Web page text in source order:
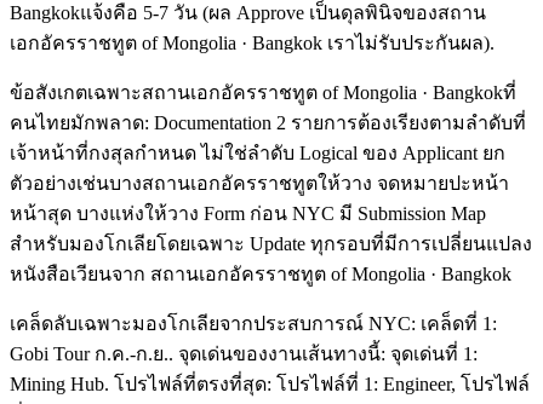
Bangkokแจ้งคือ 5-7 วัน (ผล Approve เป็นดุลพินิจของสถาน
เอกอัครราชทูต of Mongolia · Bangkok เราไม่รับประกันผล).
ข้อสังเกตเฉพาะสถานเอกอัครราชทูต of Mongolia · Bangkokที่
คนไทยมักพลาด: Documentation 2 รายการต้องเรียงตามลำดับที่
เจ้าหน้าที่กงสุลกำหนด ไม่ใช่ลำดับ Logical ของ Applicant ยก
ตัวอย่างเช่นบางสถานเอกอัครราชทูตให้วาง จดหมายปะหน้า
หน้าสุด บางแห่งให้วาง Form ก่อน NYC มี Submission Map
สำหรับมองโกเลียโดยเฉพาะ Update ทุกรอบที่มีการเปลี่ยนแปลง
หนังสือเวียนจาก สถานเอกอัครราชทูต of Mongolia · Bangkok
เคล็ดลับเฉพาะมองโกเลียจากประสบการณ์ NYC: เคล็ดที่ 1:
Gobi Tour ก.ค.-ก.ย.. จุดเด่นของงานเส้นทางนี้: จุดเด่นที่ 1:
Mining Hub. โปรไฟล์ที่ตรงที่สุด: โปรไฟล์ที่ 1: Engineer, โปรไฟล์